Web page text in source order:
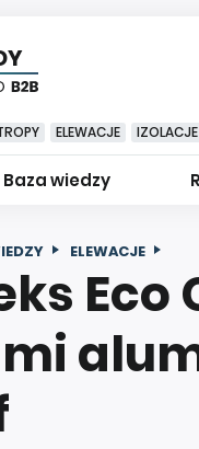
ELEWACJE
Baza wiedzy
ELEWACJE
Eco